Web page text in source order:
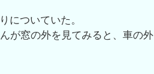
についていた。
が窓の外を見てみると、車の外